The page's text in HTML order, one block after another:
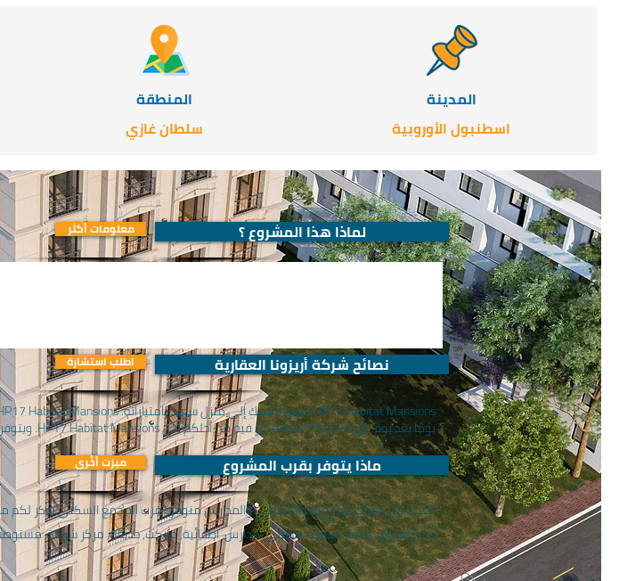
المنطقة
سلطان غازي
المدينة
اسطنبول الأوروبية
معلومات أكثر لماذا هذا المشروع ؟
اطلب استشارة نصائح شركة أريزونا العقارية
يومًا بعد يوم. كل ما تحتاجه تم التفكير فيه من أجلكم في HP17 Habitat Mansions. ويتوفر مداخل ومخارج آمنة على مدار الساعة طوال أيام الأسبوع ونظام تتبع بالكاميرا.
ميزت أخُرى ماذا يتوفر بقرب المشروع
العديد من المراكز الخدمية والمشافي والمدارس متوفرة قرب المجمع السكني نذكر لكم
مركز تسوق, بلدية, مساجد, مشفى, مدارس, اطفائية, ماركت, حديقة, مركز شرطة,